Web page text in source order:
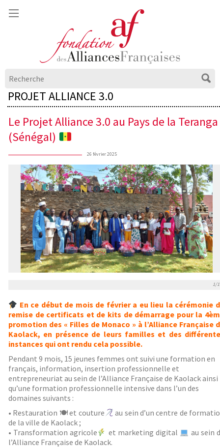
PROJET ALLIANCE 3.0
Le Projet Alliance 3.0 au Pays de la Teranga
(Sénégal)
26 février 2025
1/1
En ce début de mois de février a eu lieu la cérémonie
remise de certificats et de kits de démarrage pour la
promotion des « Filles de Monaco » à l’Alliance Française
Kaolack, en présence de leurs familles et des
instances qui ont rendu cela possible.
Pendant 9 mois, 15 jeunes femmes ont suivi une formation en
français, information, insertion professionnelle et
entrepreneuriat au sein de l’Alliance Française de Kaolack ainsi
qu’une formation professionnelle intensive dans l’un des
domaines suivants :
• Restauration 🍽 et couture
au sein d’un centre de
de la ville de Kaolack ;
• Transformation agricole
et marketing digital
au sein
l’Alliance Française de Kaolack.